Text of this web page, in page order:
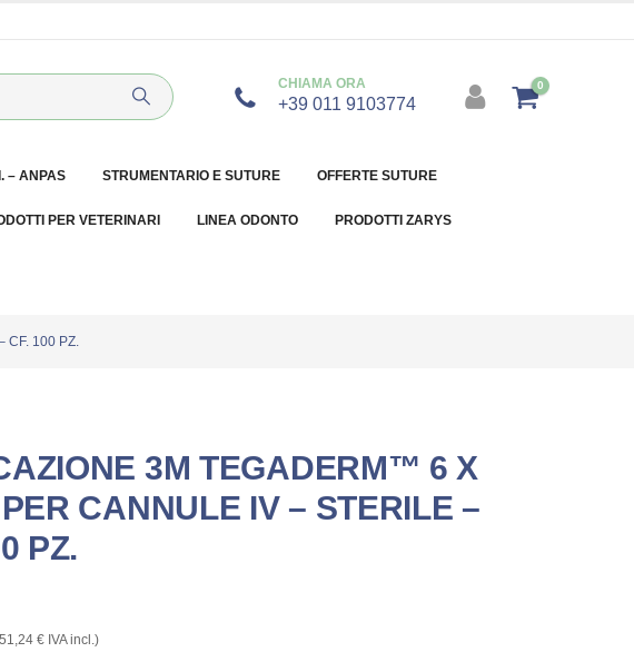
CHIAMA ORA
+39 011 9103774
0
– ANPAS STRUMENTARIO E SUTURE OFFERTE SUTURE
PER VETERINARI LINEA ODONTO PRODOTTI ZARYS
CF. 100 PZ.
3M TEGADERM™ 6 X
CANNULE IV – STERILE –
PZ.
€IVA incl.)